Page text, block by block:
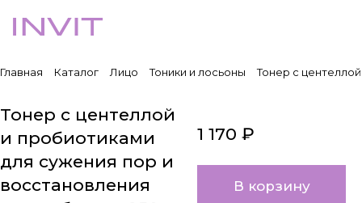
Главная Каталог Лицо Тоники и лосьоны Тонер с
Тонер с центеллой
и пробиотиками
для сужения пор и
восстановления
1 170 ₽
В корзину